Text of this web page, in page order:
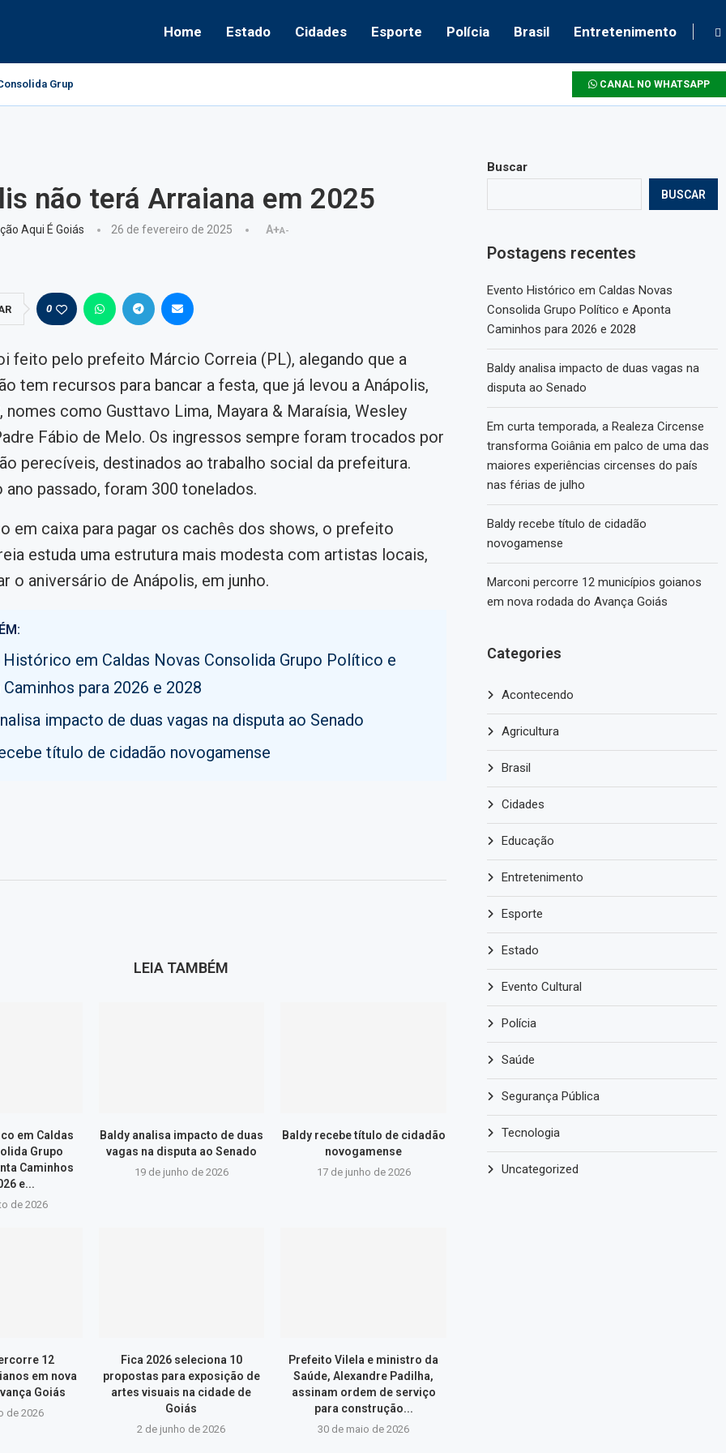
Home Estado Cidades Esporte Polícia Brasil Entretenimento
Grupo Político e Aponta Caminhos... CANAL NO WHATSAPP
não terá Arraiana em 2025
Aqui É Goiás 26 de fevereiro de 2025 A+A-
0
feito pelo prefeito Márcio Correia (PL), alegando que a
tem recursos para bancar a festa, que já levou a Anápolis,
nomes como Gusttavo Lima, Mayara & Maraísia, Wesley
Fábio de Melo. Os ingressos sempre foram trocados por
perecíveis, destinados ao trabalho social da prefeitura.
ano passado, foram 300 tonelados.
em caixa para pagar os cachês dos shows, o prefeito
estuda uma estrutura mais modesta com artistas locais,
o aniversário de Anápolis, em junho.
Histórico em Caldas Novas Consolida Grupo Político e
para 2026 e 2028
impacto de duas vagas na disputa ao Senado
título de cidadão novogamense
LEIA TAMBÉM
em Caldas
Grupo
Caminhos
e...
de 2026
Baldy analisa impacto de duas
vagas na disputa ao Senado
19 de junho de 2026
Baldy recebe título de cidadão
novogamense
17 de junho de 2026
12
em nova
Goiás
de 2026
Fica 2026 seleciona 10
propostas para exposição de
artes visuais na cidade de
Goiás
2 de junho de 2026
Prefeito Vilela e ministro da
Saúde, Alexandre Padilha,
assinam ordem de serviço
para construção...
30 de maio de 2026
Buscar
BUSCAR
Postagens recentes
Evento Histórico em Caldas Novas
Consolida Grupo Político e Aponta
Caminhos para 2026 e 2028
Baldy analisa impacto de duas vagas na
disputa ao Senado
Em curta temporada, a Realeza Circense
transforma Goiânia em palco de uma das
maiores experiências circenses do país
nas férias de julho
Baldy recebe título de cidadão
novogamense
Marconi percorre 12 municípios goianos
em nova rodada do Avança Goiás
Categories
Acontecendo
Agricultura
Brasil
Cidades
Educação
Entretenimento
Esporte
Estado
Evento Cultural
Polícia
Saúde
Segurança Pública
Tecnologia
Uncategorized